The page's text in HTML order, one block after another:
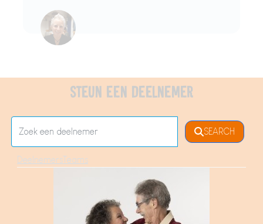
Steun een deelnemer
SEARCH
DeelnemersTeams